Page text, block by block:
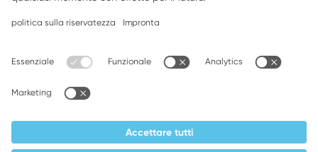
Companion brands: